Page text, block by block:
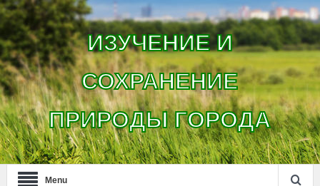
ИЗУЧЕНИЕ И
СОХРАНЕНИЕ
ПРИРОДЫ ГОРОДА
Menu